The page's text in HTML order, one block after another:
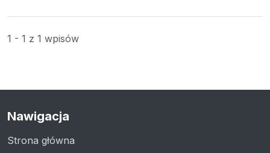
1 - 1 z 1 wpisów
Nawigacja
Strona główna